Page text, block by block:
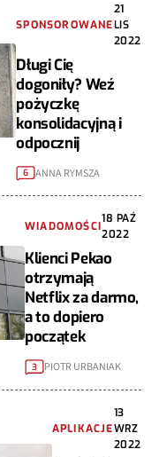
SPONSOROWANE
21
LIS
2022
Długi Cię
dogoniły? Weź
pożyczkę
konsolidacyjną i
odpocznij
6 ANNA RYMSZA
WIADOMOŚCI
18 PAŹ
2022
Klienci Pekao
otrzymają
Netflix za darmo,
a to dopiero
początek
3 PIOTR URBANIAK
APLIKACJE
13
WRZ
2022